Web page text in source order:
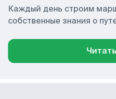
Каждый день строим
собственные знания о